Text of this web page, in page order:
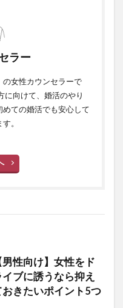
ラー
女性カウンセラーで
に向けて、婚活のやり
ての婚活でも安心して
。
男性向け】女性をド
イブに誘うなら抑え
おきたいポイント5つ